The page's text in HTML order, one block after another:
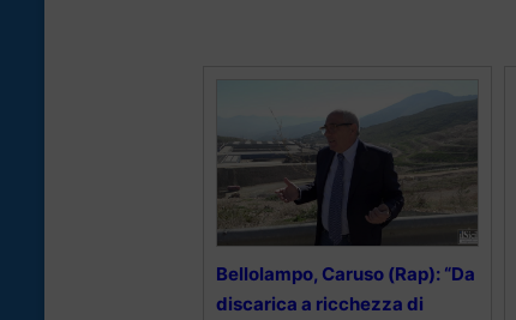
Bellolampo, Caruso (Rap): “Da
discarica a ricchezza di